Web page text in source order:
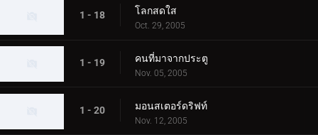
1 - 18 โลกสดใส
Oct. 29, 2005
1 - 19 คนที่มาจากประตู
Nov. 05, 2005
1 - 20 มอนสเตอร์ดริฟท์
Nov. 12, 2005